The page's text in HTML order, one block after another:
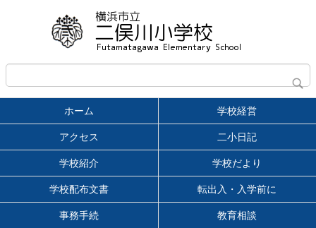
ホーム 学校経営
アクセス 二小日記
学校紹介 学校だより
学校配布文書 転出入・入学前に
事務手続 教育相談